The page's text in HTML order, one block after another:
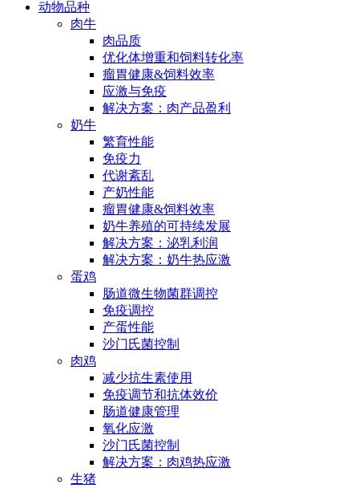
动物品种
肉牛
肉品质
优化体增重和饲料转化率
瘤胃健康&饲料效率
应激与免疫
解决方案：肉产品盈利
奶牛
繁育性能
免疫力
代谢紊乱
产奶性能
瘤胃健康&饲料效率
奶牛养殖的可持续发展
解决方案：泌乳利润
解决方案：奶牛热应激
蛋鸡
肠道微生物菌群调控
免疫调控
产蛋性能
沙门氏菌控制
肉鸡
减少抗生素使用
免疫调节和抗体效价
肠道健康管理
氧化应激
沙门氏菌控制
解决方案：肉鸡热应激
生猪